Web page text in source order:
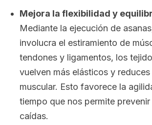
Mejora la flexibilidad y
Mediante la ejecución de
involucra el estiramiento de
tendones y ligamentos, los
vuelven más elásticos y
muscular. Esto favorece la
tiempo que nos permite
caídas.